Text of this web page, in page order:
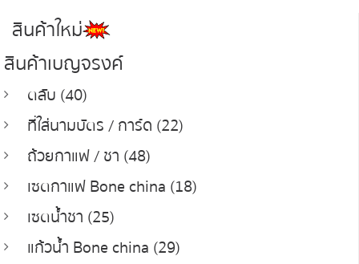
สินค้าใหม่
สินค้าเบญจรงค์
ตลับ (40)
ที่ใส่นามบัตร / การ์ด (22)
ถ้วยกาแฟ / ชา (48)
เซตกาแฟ Bone china (18)
เซตน้ำชา (25)
แก้วน้ำ Bone china (29)